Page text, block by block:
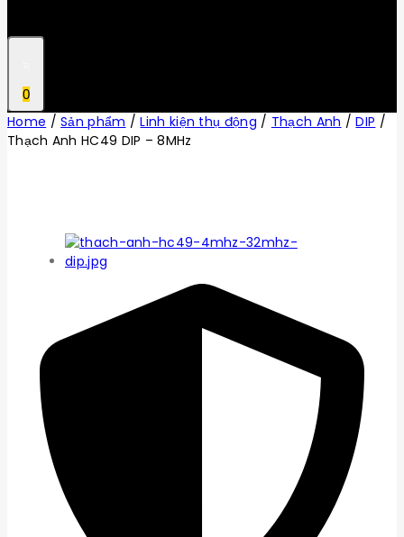
0
Home / Sản phẩm / Linh kiện thụ động / Thạch Anh / DIP /
Thạch Anh HC49 DIP – 8MHz